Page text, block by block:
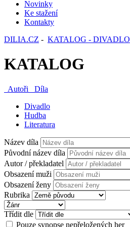
Novinky
Ke stažení
Kontakty
DILIA.CZ - KATALOG - DIVADLO
KATALOG
Autoři
Díla
Divadlo
Hudba
Literatura
Název díla
Původní název díla
Autor / překladatel
Obsazení muži
Obsazení ženy
Rubrika
Třídit dle
Pouze synopse nepřeložených her